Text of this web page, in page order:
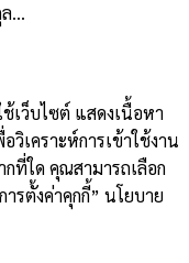
...
เว็บไซต์ แสดงเนื้อหา
เคราะห์การเข้าใช้งาน
กที่ใด คุณสามารถเลือก
รตั้งค่าคุกกี้” นโยบาย